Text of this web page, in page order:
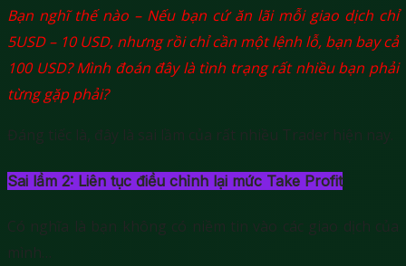
Bạn nghĩ thế nào – Nếu bạn cứ ăn lãi mỗi giao dịch chỉ
5USD – 10 USD, nhưng rồi chỉ cần một lệnh lỗ, bạn bay cả
100 USD? Mình đoán đây là tình trạng rất nhiều bạn phải
từng gặp phải?
Đáng tiếc là, đây là sai lầm của rất nhiều Trader hiện nay.
Sai lầm 2: Liên tục điều chỉnh lại mức Take Profit
Có nghĩa là bạn không có niềm tin vào các giao dịch của
mình…